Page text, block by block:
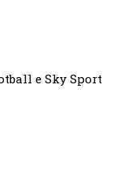
Sport